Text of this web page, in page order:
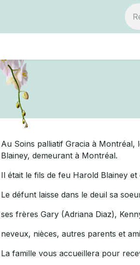
Au Soins palliatif Gracia à Montréal,
Blainey, demeurant à Montréal.
Il était le fils de feu Harold Blainey
Le défunt laisse dans le deuil sa
ses frères Gary (Adriana Diaz),
neveux, nièces, autres parents et
La famille vous accueillera pour